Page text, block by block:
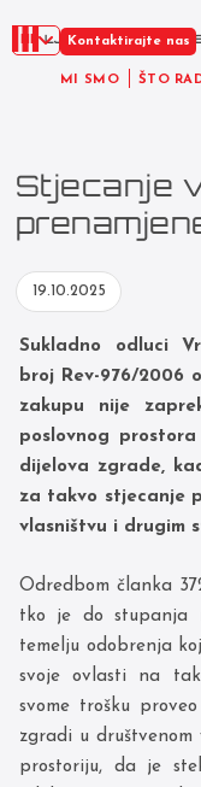
MI SMO ŠTO
Kontaktirajte nas
Stjecanje
19.10.2025
Sukladno odluci
broj Rev-976/2006
zakupu nije
poslovnog
dijelova zgrade,
za takvo stjecanje
vlasništvu i drugim
Odredbom članka
tko je do stupanja
temelju odobrenja
svoje ovlasti na
svome trošku
zgradi u
prostoriju, da je